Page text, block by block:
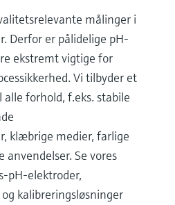
målinger i
Derfor er pålidelige pH-
ekstremt vigtige for
Vi tilbyder et
forhold, f.eks. stabile
klæbrige medier, farlige
Se vores
pH-elektroder,
kalibreringsløsninger